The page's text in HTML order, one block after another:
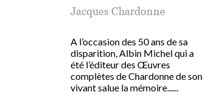
Jacques Chardonne
A l’occasion des 50 ans de sa
disparition, Albin Michel qui a
été l’éditeur des Œuvres
complètes de Chardonne de son
vivant salue la mémoire......